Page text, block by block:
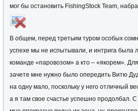
мог бы остановить FishingStock Team,
В общем, перед третьим туром особых
успехе мы не испытывали, и интрига была
команде «паровозом» а кто – «якорем».
зачете мне нужно было опередить Витю
на одну мало, поскольку у него отличный
а я там свое счастье успешно продолбал.